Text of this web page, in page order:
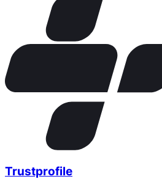
Trustprofile